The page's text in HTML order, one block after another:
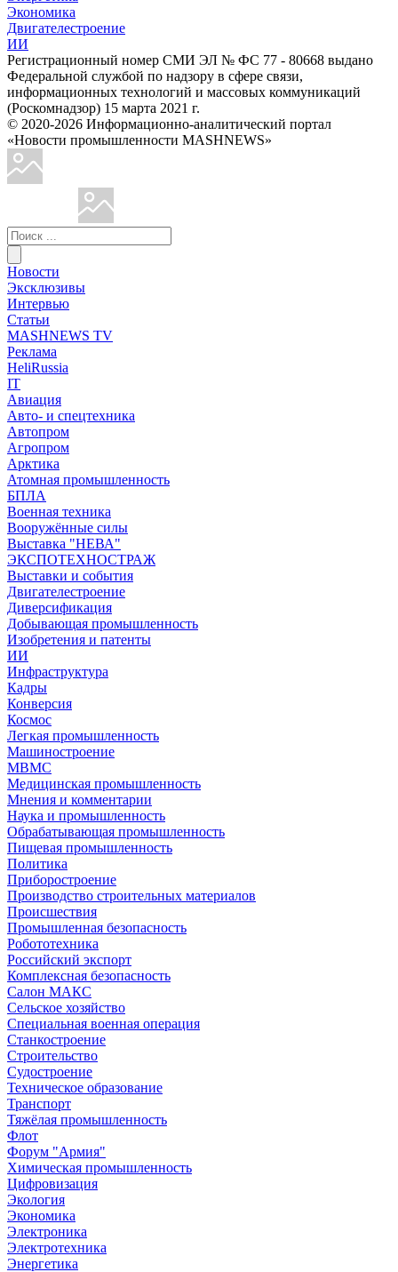
Экономика
Двигателестроение
ИИ
Регистрационный номер СМИ ЭЛ № ФС 77 - 80668 выдано
Федеральной службой по надзору в сфере связи,
информационных технологий и массовых коммуникаций
(Роскомнадзор) 15 марта 2021 г.
© 2020-2026 Информационно-аналитический портал
«Новости промышленности MASHNEWS»
Новости
Эксклюзивы
Интервью
Статьи
MASHNEWS TV
Реклама
HeliRussia
IT
Авиация
Авто- и спецтехника
Автопром
Агропром
Арктика
Атомная промышленность
БПЛА
Военная техника
Вооружённые силы
Выставка "НЕВА"
ЭКСПОТЕХНОСТРАЖ
Выставки и события
Двигателестроение
Диверсификация
Добывающая промышленность
Изобретения и патенты
ИИ
Инфраструктура
Кадры
Конверсия
Космос
Легкая промышленность
Машиностроение
МВМС
Медицинская промышленность
Мнения и комментарии
Наука и промышленность
Обрабатывающая промышленность
Пищевая промышленность
Политика
Приборостроение
Производство строительных материалов
Происшествия
Промышленная безопасность
Робототехника
Российский экспорт
Комплексная безопасность
Салон МАКС
Сельское хозяйство
Специальная военная операция
Станкостроение
Строительство
Судостроение
Техническое образование
Транспорт
Тяжёлая промышленность
Флот
Форум "Армия"
Химическая промышленность
Цифровизация
Экология
Экономика
Электроника
Электротехника
Энергетика